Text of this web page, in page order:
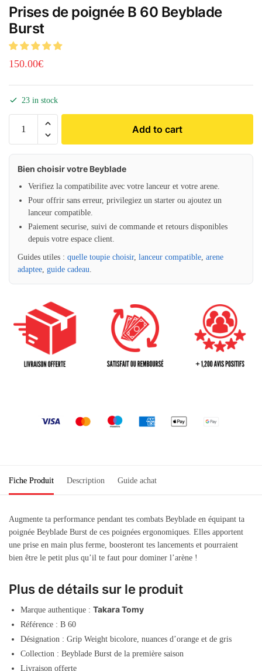
Prises de poignée B 60 Beyblade
Burst
150.00€
23 in stock
Add to cart
Bien choisir votre Beyblade
Verifiez la compatibilite avec votre lanceur et votre arene.
Pour offrir sans erreur, privilegiez un starter ou ajoutez un
lanceur compatible.
Paiement securise, suivi de commande et retours disponibles
depuis votre espace client.
Guides utiles : quelle toupie choisir, lanceur compatible arene
adaptee guide cadeau
Fiche Produit Description Guide achat
Augmente ta performance pendant tes combats Beyblade en équipant ta
poignée Beyblade Burst de ces poignées ergonomiques. Elles apportent
une prise en main plus ferme, boosteront tes lancements et pourraient
bien être le petit plus qu’il te faut pour dominer l’arène !
Plus de détails sur le produit
Marque authentique : Takara Tomy
Référence : B 60
Désignation : Grip Weight bicolore, nuances d’orange et de gris
Collection : Beyblade Burst de la première saison
Livraison offerte